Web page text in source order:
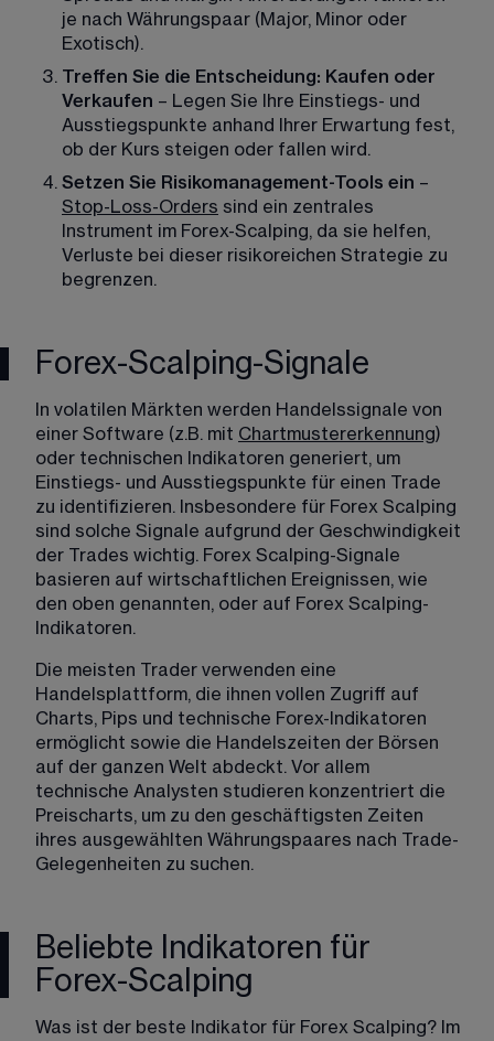
je nach Währungspaar (Major, Minor oder
Exotisch).
Treffen Sie die Entscheidung: Kaufen oder
Verkaufen – Legen Sie Ihre Einstiegs- und
Ausstiegspunkte anhand Ihrer Erwartung fest,
ob der Kurs steigen oder fallen wird.
Setzen Sie Risikomanagement-Tools ein –
Stop-Loss-Orders sind ein zentrales
Instrument im Forex-Scalping, da sie helfen,
Verluste bei dieser risikoreichen Strategie zu
begrenzen.
Forex-Scalping-Signale
In volatilen Märkten werden Handelssignale von
einer Software (z.B. mit Chartmustererkennung)
oder technischen Indikatoren generiert, um
Einstiegs- und Ausstiegspunkte für einen Trade
zu identifizieren. Insbesondere für Forex Scalping
sind solche Signale aufgrund der Geschwindigkeit
der Trades wichtig. Forex Scalping-Signale​
basieren auf wirtschaftlichen Ereignissen, wie
den oben genannten, oder auf Forex Scalping-
Indikatoren.
Die meisten Trader verwenden eine
Handelsplattform, die ihnen vollen Zugriff auf
Charts, Pips und technische Forex-Indikatoren
ermöglicht sowie die Handelszeiten der Börsen
auf der ganzen Welt abdeckt. Vor allem
technische Analysten studieren konzentriert die
Preischarts, um zu den geschäftigsten Zeiten
ihres ausgewählten Währungspaares nach Trade-
Gelegenheiten zu suchen.
Beliebte Indikatoren für
Forex-Scalping
Was ist der beste Indikator für Forex Scalping? Im